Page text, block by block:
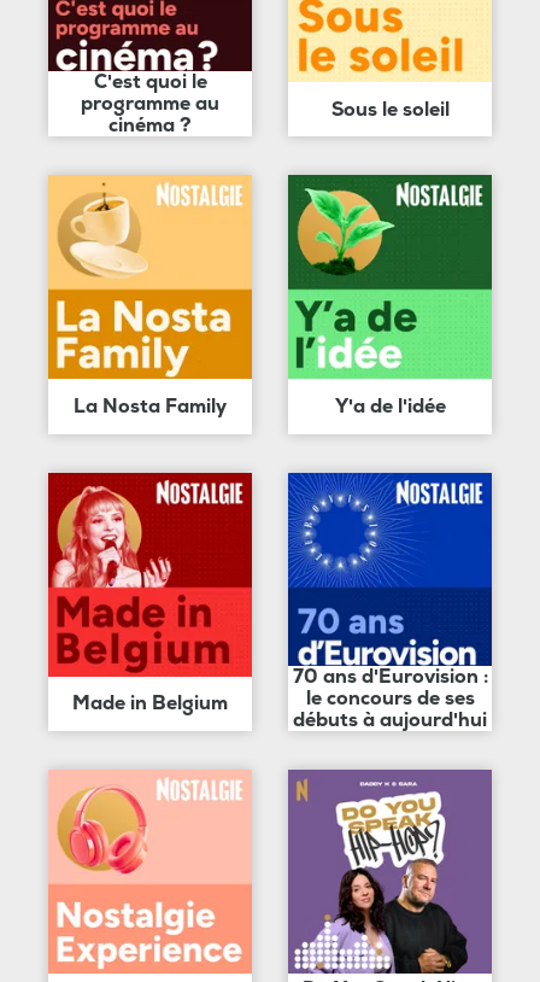
C'est quoi le
programme au
cinéma ?
Sous le soleil
La Nosta Family Y'a de l'idée
Made in Belgium
70 ans d'Eurovision :
le concours de ses
débuts à aujourd'hui